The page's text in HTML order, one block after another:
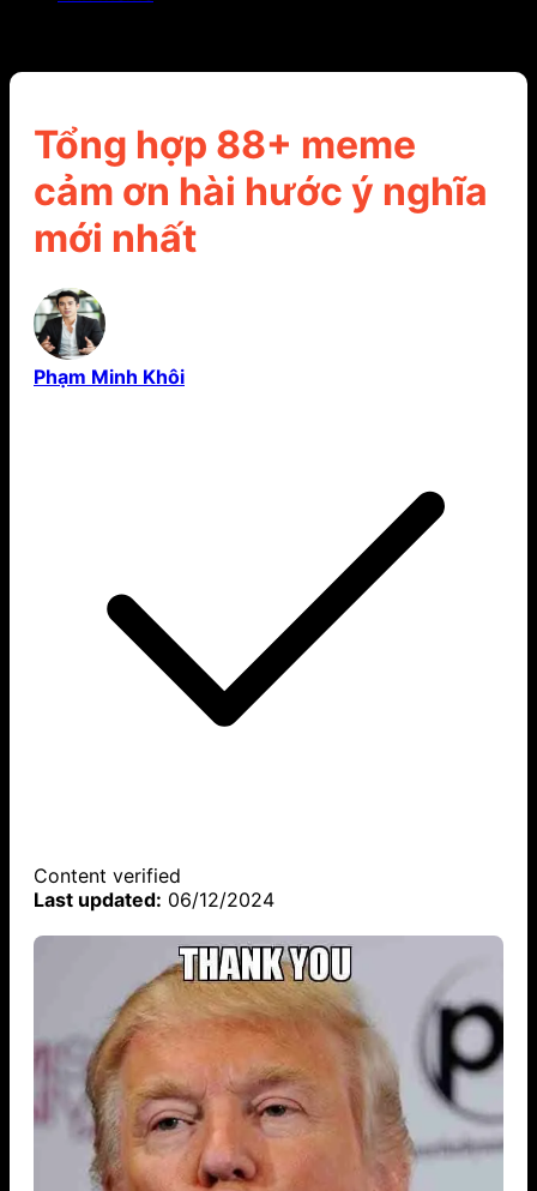
Tổng hợp 88+ meme
cảm ơn hài hước ý nghĩa
mới nhất
Phạm Minh Khôi
Content verified
Last updated: 06/12/2024